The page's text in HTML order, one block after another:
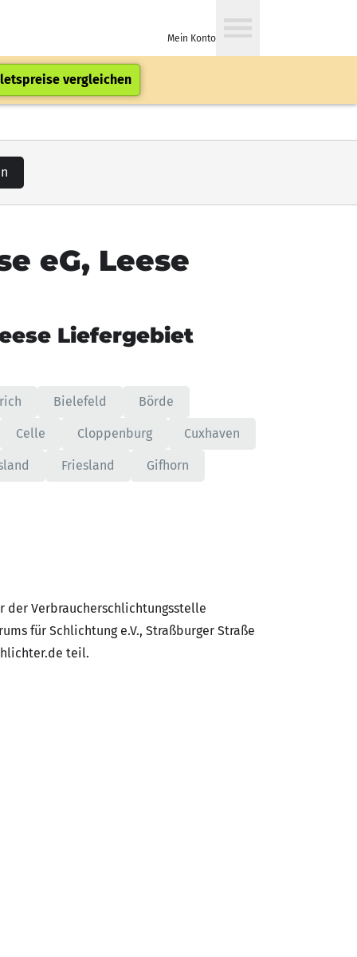
Mein Konto
vergleichen
eG, Leese
Liefergebiet
Bielefeld Börde
Celle Cloppenburg Cuxhaven
Friesland Gifhorn
der Verbraucherschlichtungsstelle
für Schlichtung e.V., Straßburger Straße
teil.